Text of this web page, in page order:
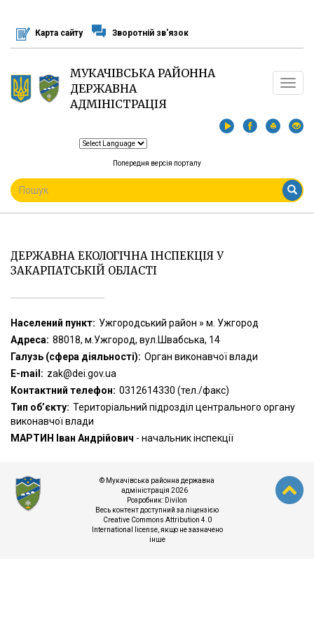
основного
матеріалу
Карта сайту Зворотній зв'язок
МУКАЧІВСЬКА РАЙОННА
ДЕРЖАВНА
АДМІНІСТРАЦІЯ
Toggle
Попередня версія порталу
ПОШУКОВА
ФОРМА
Пошук
ДЕРЖАВНА ЕКОЛОГІЧНА ІНСПЕКЦІЯ У
ЗАКАРПАТСЬКІЙ ОБЛАСТІ
Населений пункт: Ужгородський район » м. Ужгород
Адреса: 88018, м.Ужгород, вул.Швабська, 14
Галузь (сфера діяльності): Орган виконавчої влади
Е-mail: zak@dei.gov.ua
Контактний телефон: 0312614330 (тел./факс)
Тип об’єкту: Територіальний підрозділ центрального органу
виконавчої влади
МАРТИН Іван Андрійович - начальник інспекції
© Мукачівська районна державна
адміністрація 2026
Розробник: Divilon
Весь контент доступний за ліцензією
Creative Commons Attribution 4.0
International license, якщо не зазначено
інше